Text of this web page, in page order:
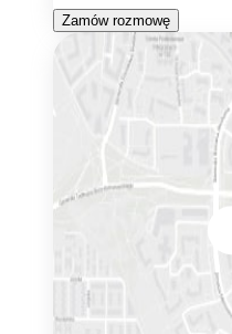
Zamów rozmowę